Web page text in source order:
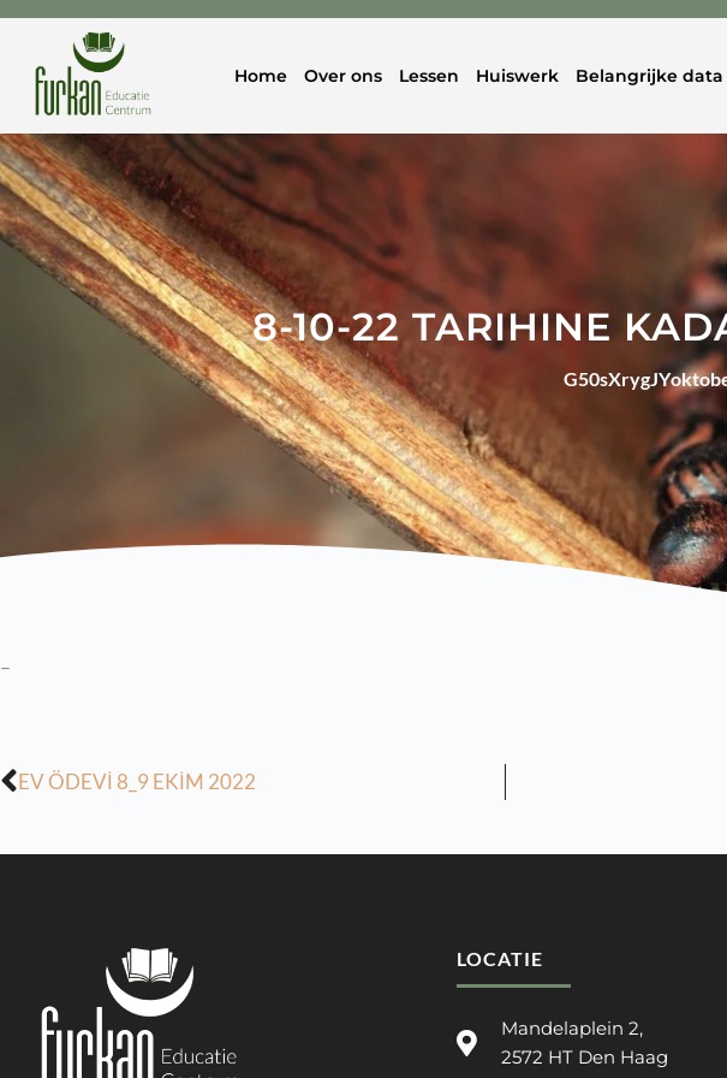
Home Over ons Lessen Huiswerk Belangrijke data
8-10-22 TARIHINE
G50sXrygJY
–
EV ÖDEVİ 8_9 EKİM 2022
LOCATIE
Mandelaplein 2,
2572 HT Den Haag